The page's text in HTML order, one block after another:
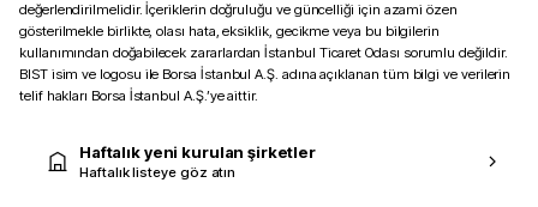
değerlendirilmelidir. İçeriklerin doğruluğu ve güncelliği için azami özen
gösterilmekle birlikte, olası hata, eksiklik, gecikme veya bu bilgilerin
kullanımından doğabilecek zararlardan İstanbul Ticaret Odası sorumlu değildir.
BIST isim ve logosu ile Borsa İstanbul A.Ş. adına açıklanan tüm bilgi ve verilerin
telif hakları Borsa İstanbul A.Ş.’ye aittir.
Haftalık yeni kurulan şirketler
Haftalık listeye göz atın